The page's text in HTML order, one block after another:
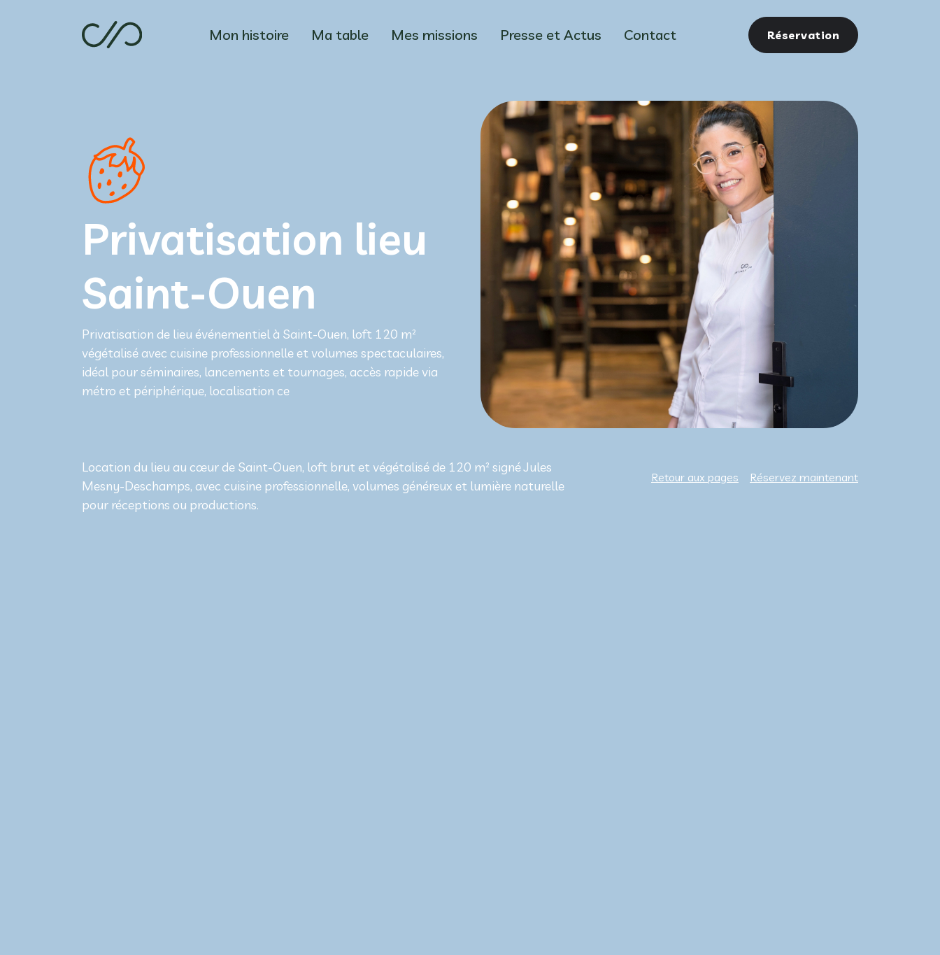
Mon histoire Ma table Mes missions Presse et Actus Contact Réservation
Privatisation lieu
Saint-Ouen
Privatisation de lieu événementiel à Saint-Ouen, loft 120 m²
végétalisé avec cuisine professionnelle et volumes spectaculaires,
idéal pour séminaires, lancements et tournages, accès rapide via
métro et périphérique, localisation ce
Location du lieu au cœur de Saint-Ouen, loft brut et végétalisé de 120 m² signé Jules
Mesny-Deschamps, avec cuisine professionnelle, volumes généreux et lumière naturelle
pour réceptions ou productions.
Retour aux pages Réservez maintenant